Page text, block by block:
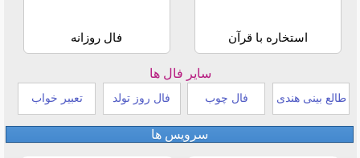
استخاره با قرآن فال روزانه
سایر فال ها
طالع بینی هندی فال چوب فال روز تولد تعبیر خواب
سرویس ها